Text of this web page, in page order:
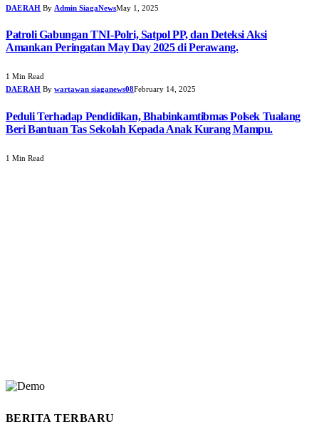
DAERAH By Admin SiagaNewsMay 1, 2025
Patroli Gabungan TNI-Polri, Satpol PP, dan Deteksi Aksi
Amankan Peringatan May Day 2025 di Perawang.
1 Min Read
DAERAH By wartawan siaganews08February 14, 2025
Peduli Terhadap Pendidikan, Bhabinkamtibmas Polsek Tualang
Beri Bantuan Tas Sekolah Kepada Anak Kurang Mampu.
1 Min Read
BERITA TERBARU